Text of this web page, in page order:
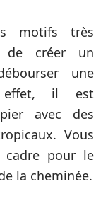
motifs très
de créer un
une
effet, il est
avec des
Vous
cadre pour le
la cheminée.